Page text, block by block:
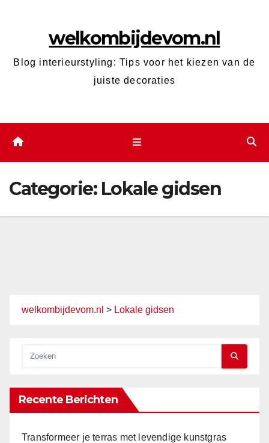
inhoud
welkombijdevom.nl
Blog interieurstyling: Tips voor het kiezen van de
juiste decoraties
Categorie: Lokale gidsen
welkombijdevom.nl > Lokale gidsen
Recente Berichten
Transformeer je terras met levendige kunstgras